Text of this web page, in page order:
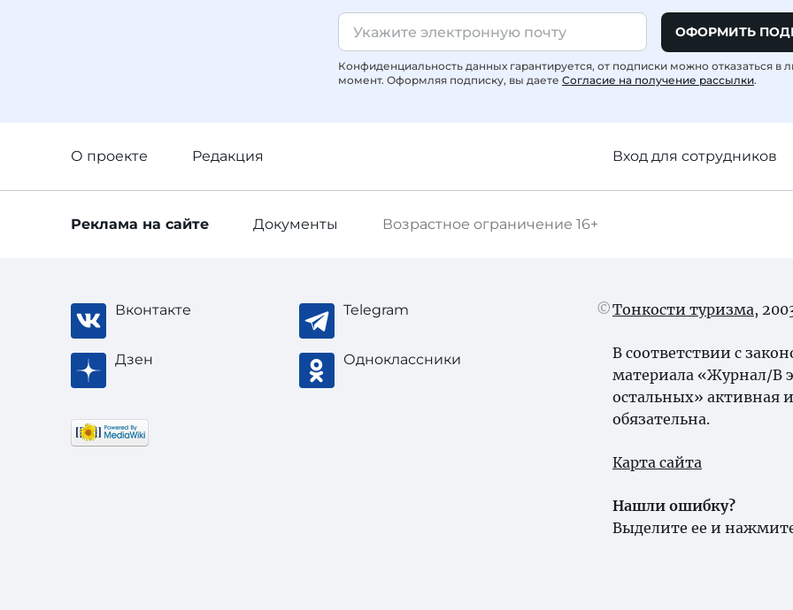
ОФОРМИТЬ
Конфиденциальность данных гарантируется, от подписки можно отказаться в
момент. Оформляя подписку, вы даете Согласие на получение рассылки.
О проекте Редакция Вход для сотрудников
Возрастное ограничение 16+
Реклама на сайте Документы
Вконтакте Telegram
Дзен Одноклассники
Тонкости туризма,
В соответствии с
материала «Журнал/В
остальных» активная
обязательна.
Карта сайта
Нашли ошибку?
Выделите ее и